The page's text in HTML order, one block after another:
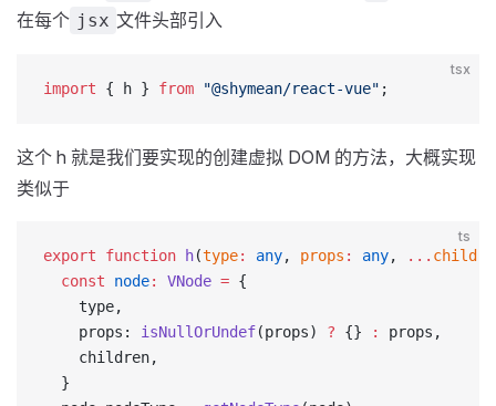
在每个 jsx 文件头部引入
tsx
import { h } from "@shymean/react-vue" ;
这个 h 就是我们要实现的创建虚拟 DOM 的方法，大概实现
类似于
ts
export function h(type: any, props : any, ...
  const
node: VNode = {
    type,
    props:
isNullOrUndef(props) ? {} :
props,
    children,
  }